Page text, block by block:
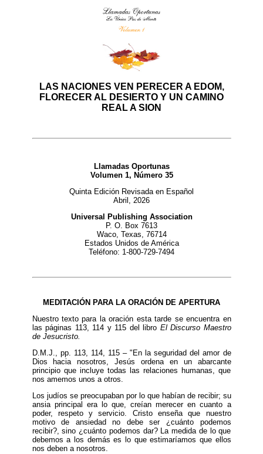
LAS NACIONES VEN PERECER A EDOM,
FLORECER AL DESIERTO Y UN CAMINO
REAL A SION
Llamadas Oportunas
Volumen 1, Número 35
Quinta Edición Revisada en Español
Abril, 2026
Universal Publishing Association
P. O. Box 7613
Waco, Texas, 76714
Estados Unidos de América
Teléfono: 1-800-729-7494
MEDITACIÓN PARA LA ORACIÓN DE APERTURA
Nuestro texto para la oración esta tarde se encuentra en
las páginas 113, 114 y 115 del libro El Discurso Maestro
de Jesucristo.
D.M.J., pp. 113, 114, 115 – "En la seguridad del amor de
Dios hacia nosotros, Jesús ordena en un abarcante
principio que incluye todas las relaciones humanas, que
nos amemos unos a otros.
Los judíos se preocupaban por lo que habían de recibir; su
ansia principal era lo que, creían merecer en cuanto a
poder, respeto y servicio. Cristo enseña que nuestro
motivo de ansiedad no debe ser ¿cuánto podemos
recibir?, sino ¿cuánto podemos dar? La medida de lo que
debemos a los demás es lo que estimaríamos que ellos
nos deben a nosotros.